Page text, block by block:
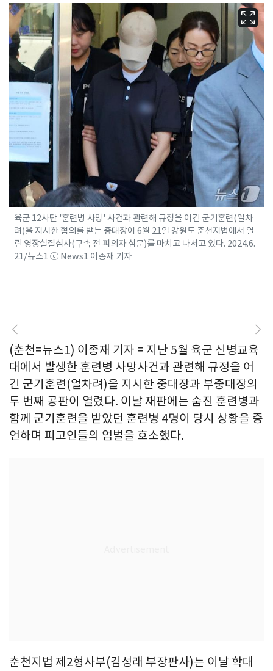
육군 12사단 '훈련병 사망' 사건과 관련해 규정을 어긴 군기훈련(얼차
려)을 지시한 혐의를 받는 중대장이 6월 21일 강원도 춘천지법에서 열
린 영장실질심사(구속 전 피의자 심문)를 마치고 나서고 있다. 2024.6.
21/뉴스1 ⓒ News1 이종재 기자
(춘천=뉴스1) 이종재 기자 = 지난 5월 육군 신병교육
대에서 발생한 훈련병 사망사건과 관련해 규정을 어
긴 군기훈련(얼차려)을 지시한 중대장과 부중대장의
두 번째 공판이 열렸다. 이날 재판에는 숨진 훈련병과
함께 군기훈련을 받았던 훈련병 4명이 당시 상황을 증
언하며 피고인들의 엄벌을 호소했다.
춘천지법 제2형사부(김성래 부장판사)는 이날 학대